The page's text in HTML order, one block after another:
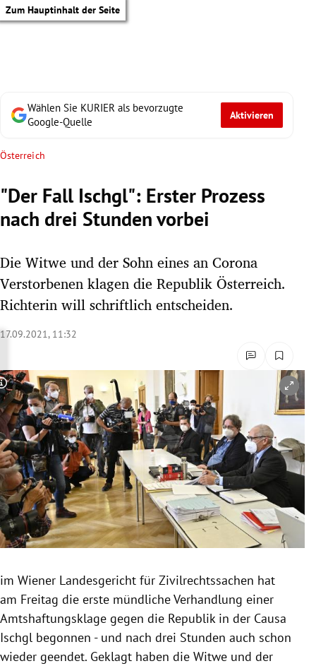
Zum Hauptinhalt der Seite
Untermenü
Untermenü
Untermenü
Untermenü
Untermenü
Untermenü
Untermenü
Untermenü
Wählen Sie KURIER als bevorzugte
Google-Quelle
Aktivieren
Österreich
"Der Fall Ischgl": Erster Prozess
nach drei Stunden vorbei
Die Witwe und der Sohn eines an Corona
Verstorbenen klagen die Republik Österreich.
Richterin will schriftlich entscheiden.
17.09.2021, 11:32
Copyright-Hinweis öffnen/schließen
im Wiener Landesgericht für Zivilrechtssachen hat
am Freitag die erste mündliche Verhandlung einer
Amtshaftungsklage gegen die Republik in der Causa
Ischgl begonnen - und nach drei Stunden auch schon
wieder geendet. Geklagt haben die Witwe und der